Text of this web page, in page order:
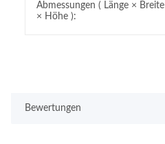
Abmessungen ( Länge × Breite
× Höhe ):
Bewertungen